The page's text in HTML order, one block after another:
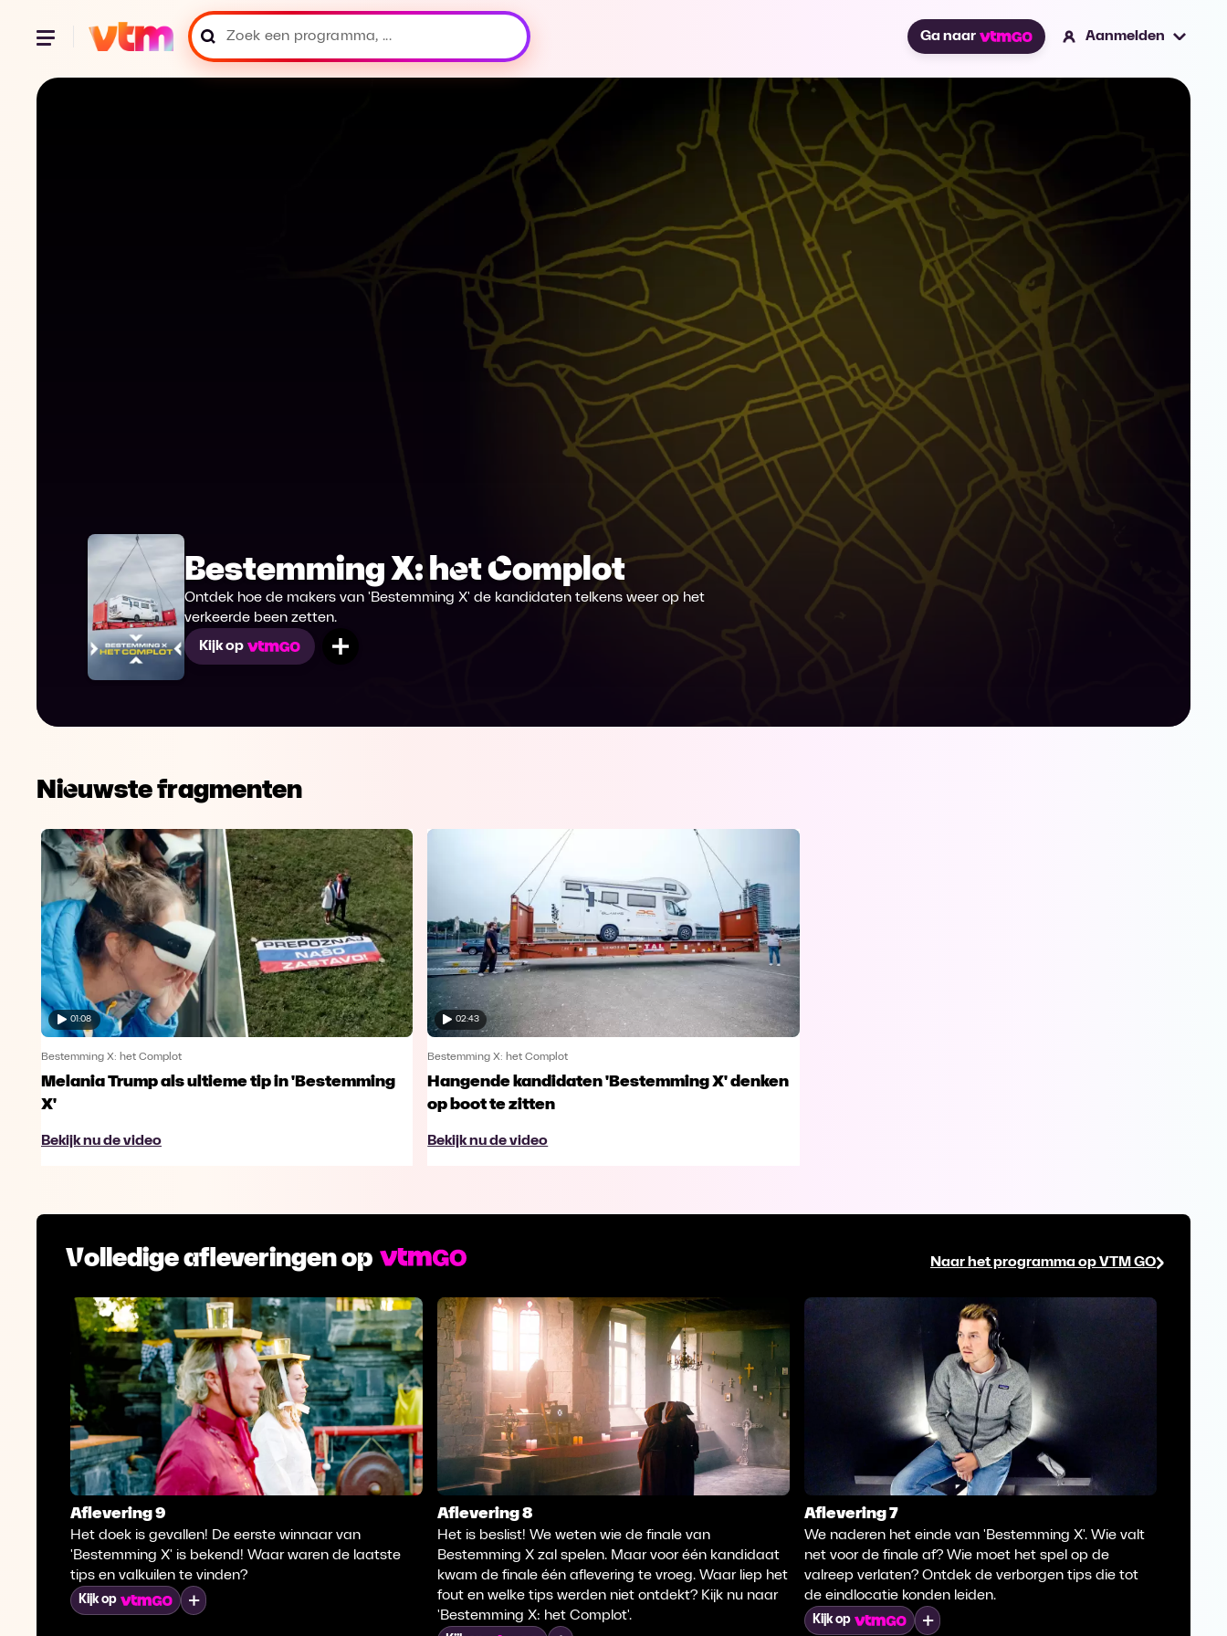
Oeps, browser niet ondersteund
Voor je onze programma's gaat ontdekken,
best je browser updaten of hieronder één
van de ondersteunde browsers
Google Chrome Download
Firefox Download
Safari Download
Microsoft Edge Download
Opera Download
Ga naar Aanmelden
Bestemming X: het Complot
Ontdek hoe de makers van 'Bestemming X' de kandidaten telkens weer op het
verkeerde been zetten.
Kijk op
Nieuwste fragmenten
01:08
Bestemming X: het Complot
Melania Trump als ultieme tip in 'Bestemming
X'
Bekijk nu de video
02:43
Bestemming X: het Complot
Hangende kandidaten 'Bestemming X' denken
op boot te zitten
Bekijk nu de video
Volledige afleveringen op Naar het programma op VTM GO
Aflevering 9
Het doek is gevallen! De eerste winnaar van
'Bestemming X' is bekend! Waar waren de laatste
tips en valkuilen te vinden?
Kijk op
Aflevering 8
Het is beslist! We weten wie de finale van
Bestemming X zal spelen. Maar voor één kandidaat
kwam de finale één aflevering te vroeg. Waar liep het
fout en welke tips werden niet ontdekt? Kijk nu naar
'Bestemming X: het Complot'.
Aflevering 7
We naderen het einde van 'Bestemming X'. Wie valt
net voor de finale af? Wie moet het spel op de
valreep verlaten? Ontdek de verborgen tips die tot
de eindlocatie konden leiden.
Kijk op